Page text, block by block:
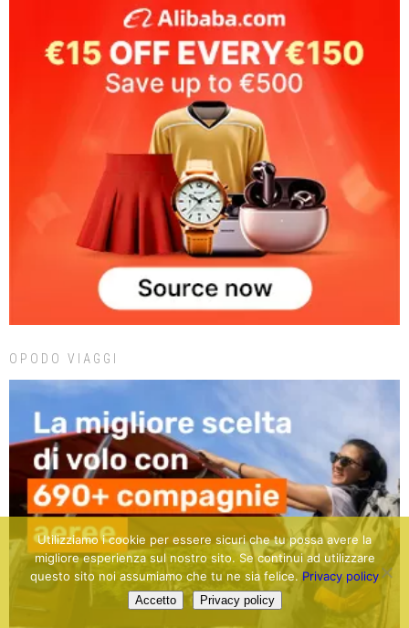
OPODO VIAGGI
Utilizziamo i cookie per essere sicuri che tu possa avere la
migliore esperienza sul nostro sito. Se continui ad utilizzare
questo sito noi assumiamo che tu ne sia felice. Privacy policy
Accetto Privacy policy